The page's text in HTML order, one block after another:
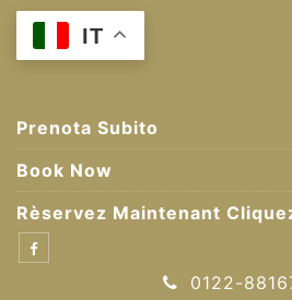
Skip
IT
Prenota Subito
Book Now
Rèservez Maintenant
0122-